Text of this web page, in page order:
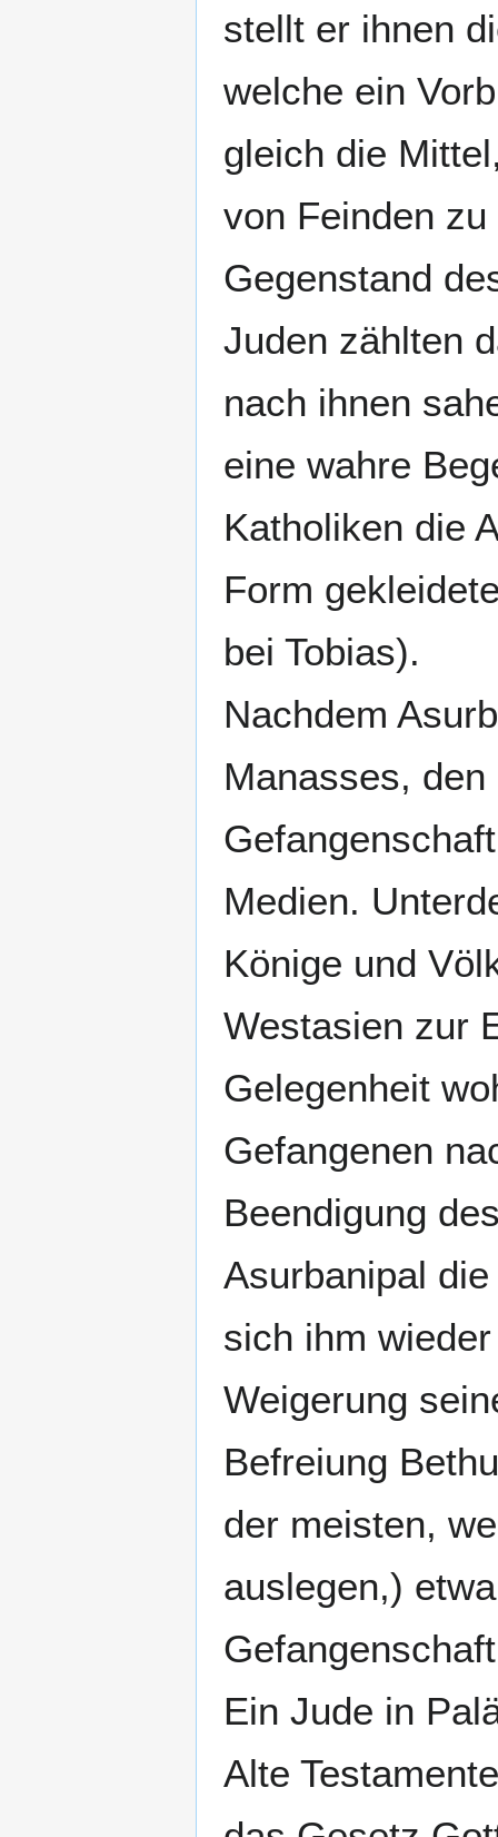
stellt er ihnen
welche ein
gleich die
von Feinden
Gegenstand
Juden zählten
nach ihnen
eine wahre
Katholiken die
Form
bei Tobias).
Nachdem
Manasses,
Medien.
Könige und
Westasien zur
Gelegenheit
Gefangenen
Beendigung
Asurbanipal
sich ihm
Weigerung
Befreiung
der meisten,
auslegen,)
Ein Jude in
Alte